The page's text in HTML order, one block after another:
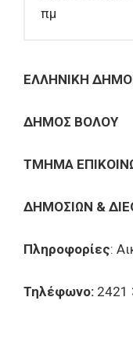
πμ
ΕΛΛΗΝΙΚΗ
ΔΗΜΟΣ ΒΟΛΟΥ
ΤΜΗΜΑ
ΔΗΜΟΣΙΩΝ &
Πληροφορίες:
Τηλέφωνο: 2421